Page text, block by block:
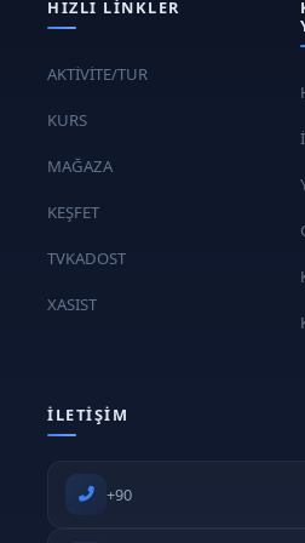
Eksik Noktaların
Öğrencilerin eksik
Hedeflenen geliştirme
Gelişim
Gelişimin test
tenis-kursu #istanbul-beykoz-
asya-tenis-kursu #istanbul-
HIZLI LINKLER
AKTİVİTE/TUR
KURS
MAĞAZA
KEŞFET
TVKADOST
XASIST
İLETIŞIM
+90